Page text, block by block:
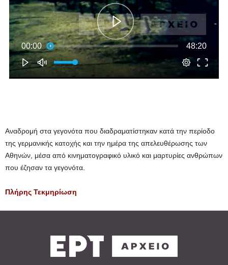
Αναδρομή στα γεγονότα που διαδραματίστηκαν κατά την περίοδο
της γερμανικής κατοχής και την ημέρα της απελευθέρωσης των
Αθηνών, μέσα από κινηματογραφικό υλικό και μαρτυρίες ανθρώπων
που έζησαν τα γεγονότα.
Πλήρης Τεκμηρίωση